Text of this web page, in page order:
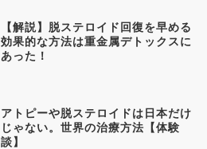
【解説】脱ステロイド回復を早める
効果的な方法は重金属デトックスに
あった！
アトピーや脱ステロイドは日本だけ
じゃない。世界の治療方法【体験
談】